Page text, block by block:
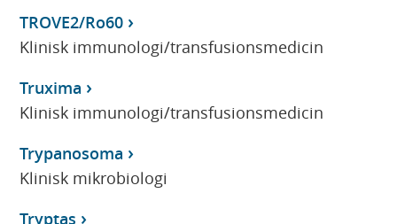
TROVE2/Ro60
Klinisk immunologi/transfusionsmedicin
Truxima
Klinisk immunologi/transfusionsmedicin
Trypanosoma
Klinisk mikrobiologi
Tryptas